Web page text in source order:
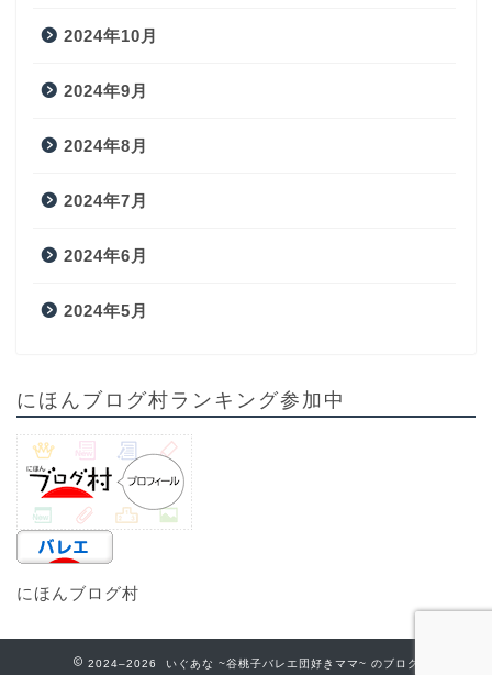
2024年10月
2024年9月
2024年8月
2024年7月
2024年6月
2024年5月
にほんブログ村ランキング参加中
にほんブログ村
2024–2026 いぐあな ~谷桃子バレエ団好きママ~ のブログ